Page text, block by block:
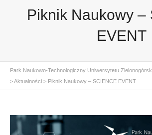
Piknik Naukowy –
EVENT
Park Naukowo-Technologiczny Uniwersytetu
>Aktualności > Piknik Naukowy – SCIENCE EVENT